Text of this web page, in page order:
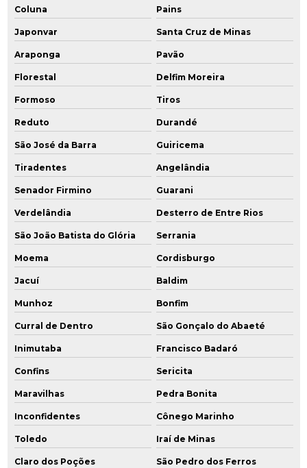
Coluna Pains
Japonvar Santa Cruz de Minas
Araponga Pavão
Florestal Delfim Moreira
Formoso Tiros
Reduto Durandé
São José da Barra Guiricema
Tiradentes Angelândia
Senador Firmino Guarani
Verdelândia Desterro de Entre Rios
São João Batista do Glória Serrania
Moema Cordisburgo
Jacuí Baldim
Munhoz Bonfim
Curral de Dentro São Gonçalo do Abaeté
Inimutaba Francisco Badaró
Confins Sericita
Maravilhas Pedra Bonita
Inconfidentes Cônego Marinho
Toledo Iraí de Minas
Claro dos Poções São Pedro dos Ferros